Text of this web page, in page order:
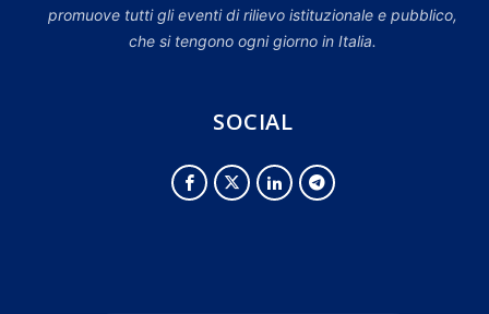
promuove tutti gli eventi di rilievo istituzionale e pubblico,
che si tengono ogni giorno in Italia.
SOCIAL